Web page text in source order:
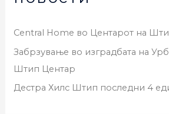
Central Home во Центарот на
Забрзување во изградбата на
Штип Центар
Дестра Хилс Штип последни 4